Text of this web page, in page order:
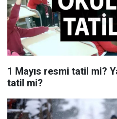
1 Mayıs resmi tatil mi?
tatil mi?